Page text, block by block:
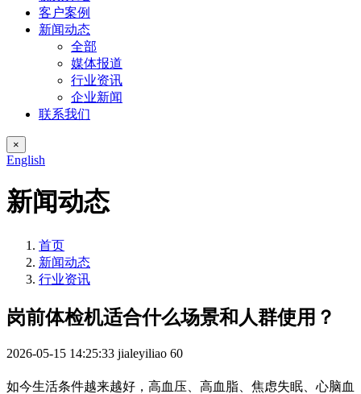
客户案例
新闻动态
全部
媒体报道
行业资讯
企业新闻
联系我们
×
English
新闻动态
首页
新闻动态
行业资讯
岗前体检机适合什么场景和人群使用？
2026-05-15 14:25:33 jialeyiliao 60
如今生活条件越来越好，高血压、高血脂、焦虑失眠、心脑血